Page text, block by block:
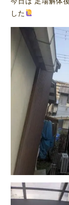
した